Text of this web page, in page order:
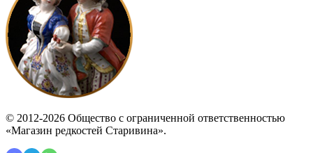
© 2012-2026 Общество с ограниченной ответственностью
«Магазин редкостей Старивина».